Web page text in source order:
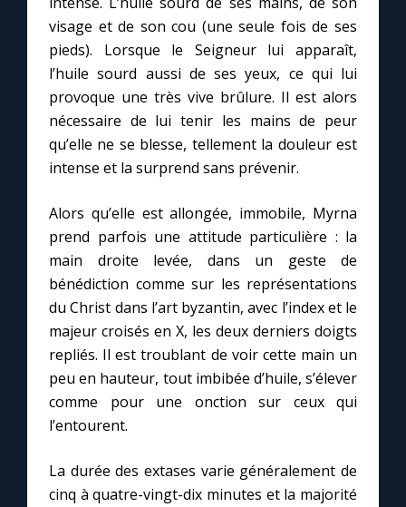
visage et de son cou (une seule fois de ses
pieds). Lorsque le Seigneur lui apparaît,
l’huile sourd aussi de ses yeux, ce qui lui
provoque une très vive brûlure. Il est alors
nécessaire de lui tenir les mains de peur
qu’elle ne se blesse, tellement la douleur est
intense et la surprend sans prévenir.
Alors qu’elle est allongée, immobile, Myrna
prend parfois une attitude particulière : la
main droite levée, dans un geste de
bénédiction comme sur les représentations
du Christ dans l’art byzantin, avec l’index et le
majeur croisés en X, les deux derniers doigts
repliés. Il est troublant de voir cette main un
peu en hauteur, tout imbibée d’huile, s’élever
comme pour une onction sur ceux qui
l’entourent.
La durée des extases varie généralement de
cinq à quatre-vingt-dix minutes et la majorité